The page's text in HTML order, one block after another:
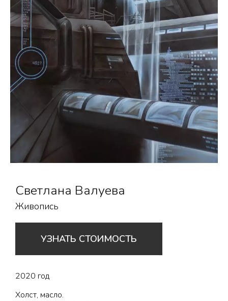
Светлана Валуева
Живопись
УЗНАТЬ СТОИМОСТЬ
2020 год
Холст, масло.